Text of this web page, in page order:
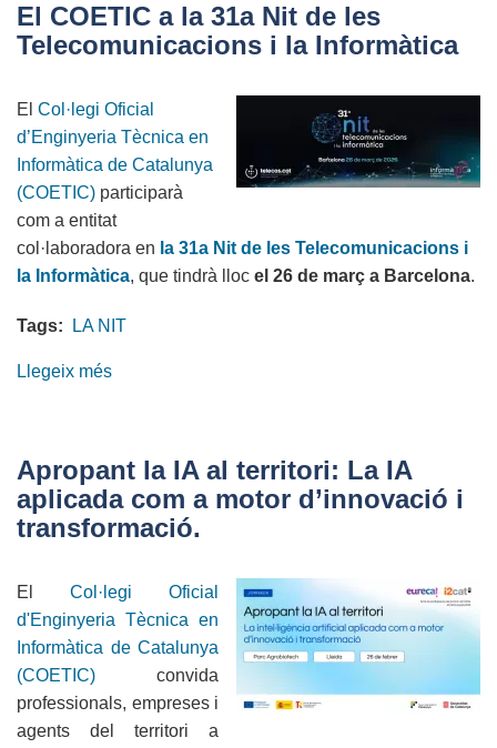
celebrant
25
de
COETIC
El COETIC a la 31a Nit de les
Telecomunicacions i la Informàtica
El Col·legi Oficial
d’Enginyeria Tècnica en
Informàtica de Catalunya
(COETIC) participarà
com a entitat
col·laboradora en la 31a Nit de les Telecomunicacions i
la Informàtica, que tindrà lloc el 26 de març a Barcelona.
Tags: LA NIT
Llegeix més
la
31a
Nit
les
Telecomunicacions
i
Informàtica
Apropant la IA al territori: La IA
aplicada com a motor d’innovació i
transformació.
El Col·legi Oficial
d'Enginyeria Tècnica en
Informàtica de Catalunya
(COETIC) convida
professionals, empreses i
agents del territori a